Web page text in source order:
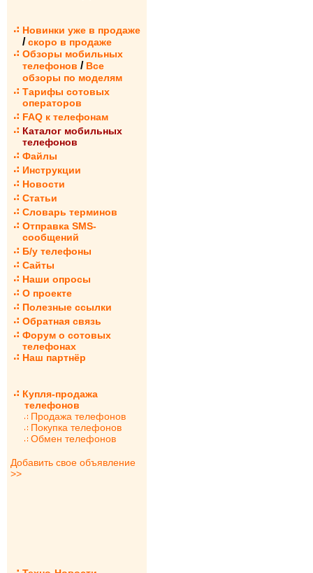
Новинки уже в продаже
/ скоро в продаже
Обзоры мобильных
телефонов / Все
обзоры по моделям
Тарифы сотовых
операторов
FAQ к телефонам
Каталог мобильных
телефонов
Файлы
Инструкции
Новости
Статьи
Словарь терминов
Отправка SMS-
сообщений
Б/у телефоны
Сайты
Наши опросы
О проекте
Полезные ссылки
Обратная связь
Форум о сотовых
телефонах
Наш партнёр
Купля-продажа
телефонов
Продажа телефонов
Покупка телефонов
Обмен телефонов
Добавить свое объявление
>>